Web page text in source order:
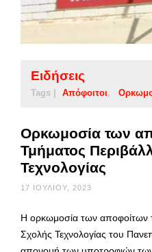
Ειδήσεις
Tags | Απόφοιτοι
Oρκωμοσία των
Τμήματος
Τεχνολογίας
17 ΙΟΥΛΊΟΥ, 2023
Η ορκωμοσία των αποφοίτων
Σχολής Τεχνολογίας του